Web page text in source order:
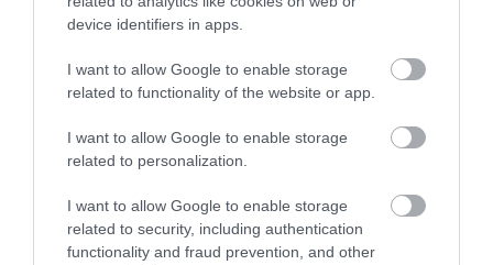
device identifiers in apps.
I want to allow Google to enable storage
related to functionality of the website or app.
I want to allow Google to enable storage
related to personalization.
I want to allow Google to enable storage
related to security, including authentication
functionality and fraud prevention, and other
KατασκευαστήςSTEEL
Κωδικός κατασκευαστή:STEEL-04U5440LG